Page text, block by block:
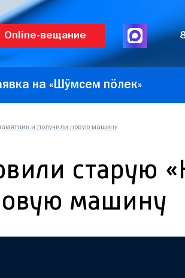
Online-вещание
на «Шӱмсем пӧлек»
и получили новую машину
старую
машину